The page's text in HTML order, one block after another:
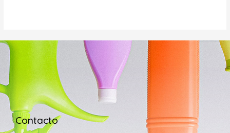
Contacto